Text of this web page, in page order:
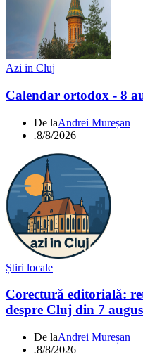
Azi in Cluj
Calendar ortodox - 8
De laAndrei Mureșan
.8/8/2026
Știri locale
Corectură editorială:
despre Cluj din 7
De laAndrei Mureșan
.8/8/2026